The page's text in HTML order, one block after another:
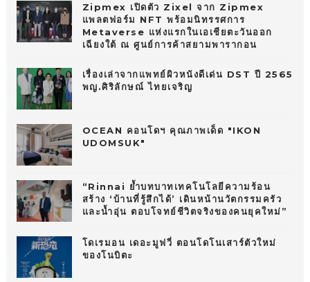
Zipmex เปิดตัว Zixel จาก Zipmex
แพลตฟอร์ม NFT พร้อมนิทรรศการ
Metaverse แห่งแรกในเอเชียตะวันออก
เฉียงใต้ ณ ศูนย์การค้าสยามพารากอน
เรื่องเล่าจากแพทย์ผิวหนังดีเด่น DST ปี 2565
พญ.ศิริลักษณ์ ไทยเจริญ
OCEAN คอนโดฯ คุณภาพเด็ด "IKON
UDOMSUK"
“Rinnai ย้ำบทบาทเทคโนโลยีความร้อน
สร้าง ‘บ้านที่รู้สึกได้’ เดินหน้านวัตกรรมครัว
และน้ำอุ่น ตอบโจทย์ชีวิตจริงของคนยุคใหม่”
โดเรมอน เดอะมูฟวี่ ตอนโดโนเสาร์ตัวใหม่
ของโนบิตะ